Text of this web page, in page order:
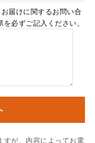
届けに関するお問い合
必ずご記入ください。
すが、内容によってお電